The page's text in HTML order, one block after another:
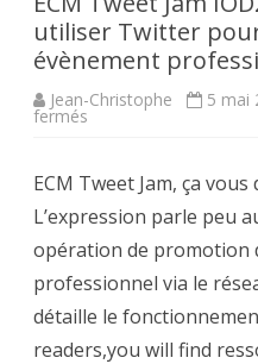
utiliser Twitter
évènement
Jean-Christophe 5 mai
fermés
IOD2010
–
Comment
utiliser
Twitter
pour
promouvoir
un
évènement
professionnel
ECM Tweet Jam, ça
L’expression parle peu
opération de promotion
professionnel via le
détaille le
readers,you will find